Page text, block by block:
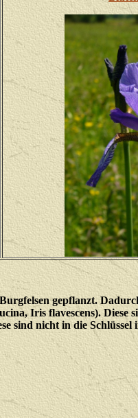
gepflanzt.
Iris flavescens). Diese
sind nicht in die